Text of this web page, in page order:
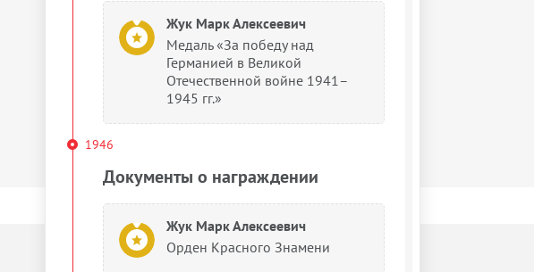
Жук Марк Алексеевич
Медаль «За победу над
Германией в Великой
Отечественной войне 1941–
1945 гг.»
1946
Документы о награждении
Жук Марк Алексеевич
Орден Красного Знамени